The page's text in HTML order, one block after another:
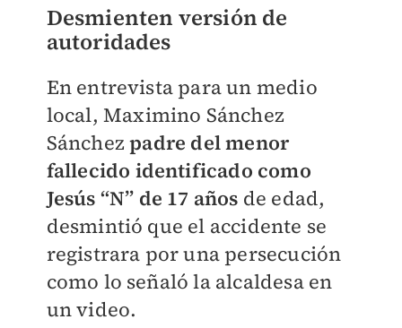
Desmienten versión de
autoridades
En entrevista para un medio
local, Maximino Sánchez
Sánchezpadre del menor
fallecido identificado como
Jesús “N” de 17 años de edad,
desmintió que el accidente se
registrara por una persecución
como lo señaló la alcaldesa en
un video.